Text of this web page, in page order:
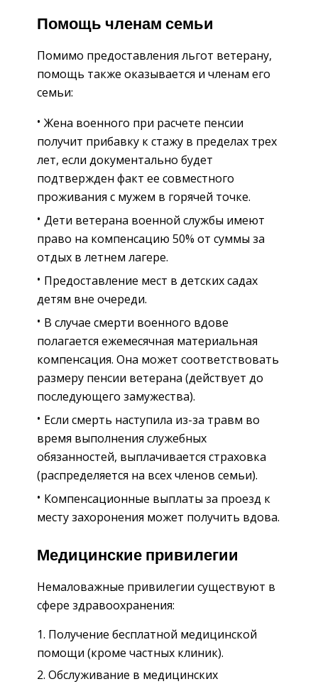
Помощь членам семьи
Помимо предоставления льгот ветерану,
помощь также оказывается и членам его
семьи:
Жена военного при расчете пенсии
получит прибавку к стажу в пределах трех
лет, если документально будет
подтвержден факт ее совместного
проживания с мужем в горячей точке.
Дети ветерана военной службы имеют
право на компенсацию 50% от суммы за
отдых в летнем лагере.
Предоставление мест в детских садах
детям вне очереди.
В случае смерти военного вдове
полагается ежемесячная материальная
компенсация. Она может соответствовать
размеру пенсии ветерана (действует до
последующего замужества).
Если смерть наступила из-за травм во
время выполнения служебных
обязанностей, выплачивается страховка
(распределяется на всех членов семьи).
Компенсационные выплаты за проезд к
месту захоронения может получить вдова.
Медицинские привилегии
Немаловажные привилегии существуют в
сфере здравоохранения:
Получение бесплатной медицинской
помощи (кроме частных клиник).
Обслуживание в медицинских